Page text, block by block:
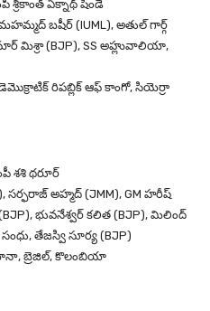
శ్రీకాంత్ ఏక్నాథ్ షిండే
బషీర్ (IUML), అతుల్ గార్గ్
మిశ్రా (BJP), SS అహ్లువాలియా,
రిపబ్లిక్ ఆఫ్ కాంగో, సియెర్రా
శశి థరూర్
అహ్మద్ (JMM), GM హరీష్
భువనేశ్వర్ కలిత (BJP), మిలింద్
తేజస్వి సూర్య (BJP)
బ్రెజిల్, కొలంబియా